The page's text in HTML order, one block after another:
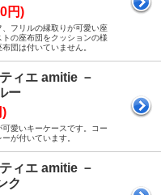
円)
フリルの縁取りが可愛い座
の座布団をクッションの様
団は付いていません。
ィエ amitie －
ー
)
愛いキーケースです。コー
が付いています。
ィエ amitie －
ク